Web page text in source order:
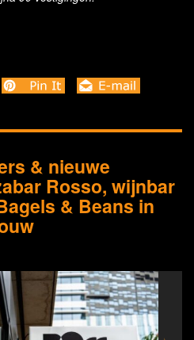
& nieuwe
Rosso, wijnbar
& Beans in